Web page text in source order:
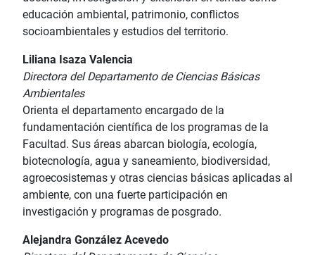
educación ambiental, patrimonio, conflictos
socioambientales y estudios del territorio.
Liliana Isaza Valencia
Directora del Departamento de Ciencias Básicas
Ambientales
Orienta el departamento encargado de la
fundamentación científica de los programas de la
Facultad. Sus áreas abarcan biología, ecología,
biotecnología, agua y saneamiento, biodiversidad,
agroecosistemas y otras ciencias básicas aplicadas al
ambiente, con una fuerte participación en
investigación y programas de posgrado.
Alejandra González Acevedo